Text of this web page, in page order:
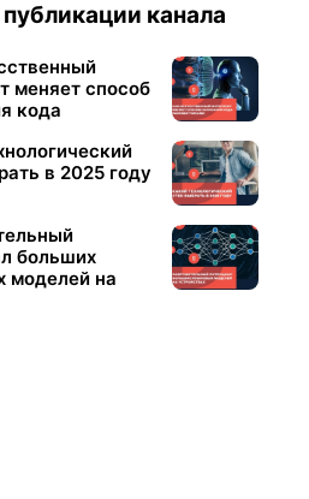
канала
меняет способ
кода
в 2025 году
больших
моделей на